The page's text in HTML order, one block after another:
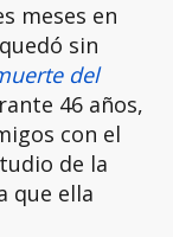
meses en
sin
del
46 años,
con el
de la
que ella